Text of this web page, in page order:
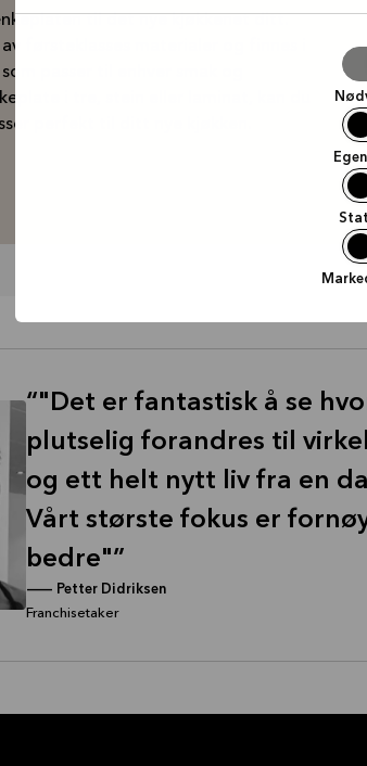
til det nye kjøkkenet ditt.
førsteklasses materialer og finnes i
passer til enhver smak og
i tre, stein eller laminat, kan du
perfekt til ditt nye kjøkken.
"Det er fantastisk å se
plutselig forandres til
og ett helt nytt liv fra en
Vårt største fokus er
bedre"
-- Petter Didriksen
Franchisetaker